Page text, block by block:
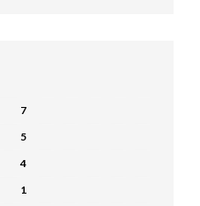
7
5
4
1